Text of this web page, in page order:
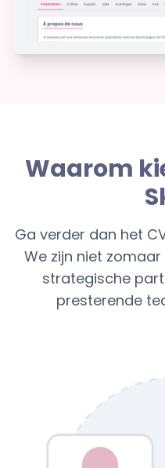
Waarom
Ga verder dan het
We zijn niet
strategische
presterende